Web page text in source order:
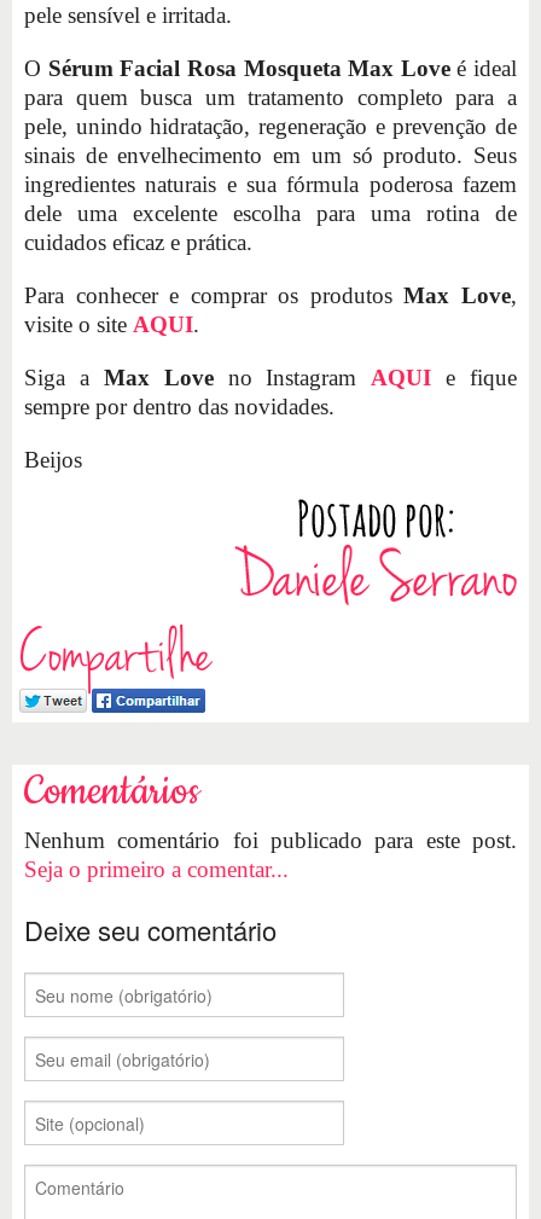
pele sensível e irritada.
O Sérum Facial Rosa Mosqueta Max Loveé ideal
para quem busca um tratamento completo para a
pele, unindo hidratação, regeneração e prevenção de
sinais de envelhecimento em um só produto. Seus
ingredientes naturais e sua fórmula poderosa fazem
dele uma excelente escolha para uma rotina de
cuidados eficaz e prática.
Para conhecer e comprar os produtosMax Love,
visite o site AQUI.
Siga a Max Loveno Instagram AQUIe fique
sempre por dentro das novidades.
Beijos
Compartilhe
Comentários
Nenhum comentário foi publicado para este post.
Seja o primeiro a comentar...
Deixe seu comentário